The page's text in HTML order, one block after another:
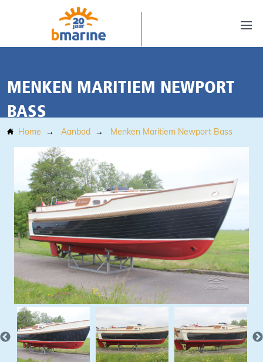
MENKEN MARITIEM NEWPORT
BASS
Home Aanbod Menken Maritiem Newport Bass